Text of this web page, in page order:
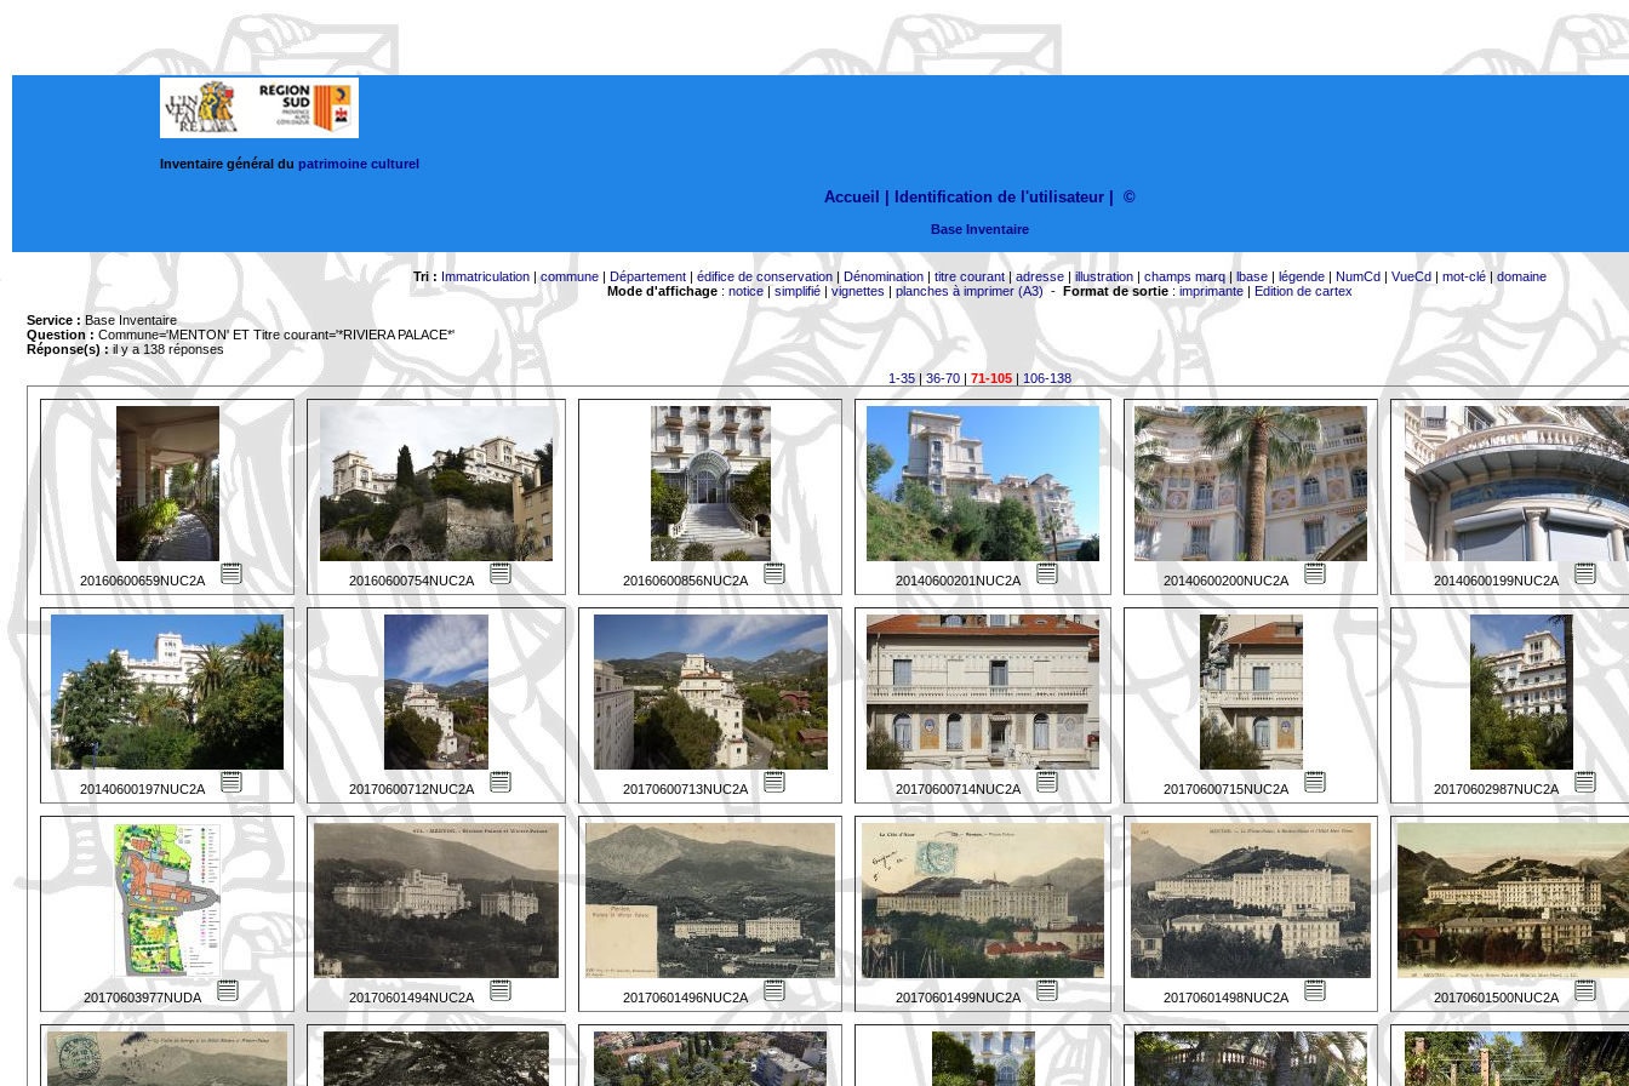
Inventaire général du patrimoine culturel
Accueil | Identification de l'utilisateur ©
Base Inventaire
Tri : Immatriculation|commune| Département| édifice de conservation| Dénomination| titre courant|adresse| illustration| champs marq| lbase| légende| NumCd| VueCd| mot-clé| domaine
Mode d'affichage: notice|simplifié| vignettes | planches à imprimer (A3)- Format de sortie: imprimante| Edition de cartex
Service : Base Inventaire
Question : Commune='MENTON' ET Titre courant='*RIVIERA PALACE*'
Réponse(s) :il y a 138 réponses
1-35|36-70| 71-105| 106-138
20160600659NUC2A 20160600754NUC2A 20160600856NUC2A 20140600201NUC2A 20140600200NUC2A 20140600199NUC2A
20140600197NUC2A 20170600712NUC2A 20170600713NUC2A 20170600714NUC2A 20170600715NUC2A 20170602987NUC2A
20170603977NUDA 20170601494NUC2A 20170601496NUC2A 20170601499NUC2A 20170601498NUC2A 20170601500NUC2A